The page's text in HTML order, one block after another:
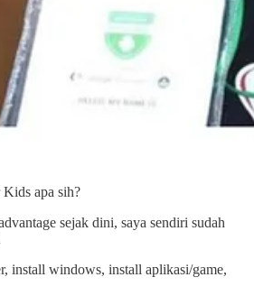
apa sih?
sejak dini, saya sendiri sudah
install windows, install aplikasi/game,